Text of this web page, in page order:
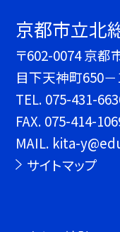
京都市立北
〒602-0074 京
目下天神町650－
TEL. 075-431-
FAX. 075-414-
MAIL. kita-
サイトマップ